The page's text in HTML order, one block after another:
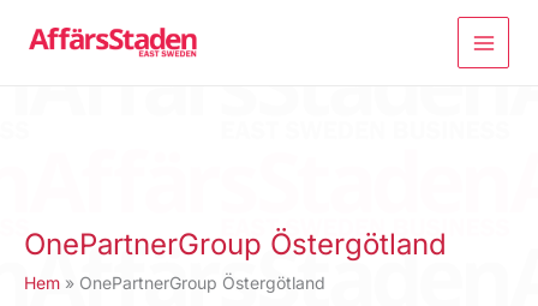
OnePartnerGroup Östergötland
Hem OnePartnerGroup Östergötland